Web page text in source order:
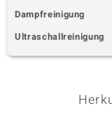
Dampfreinigung
Ultraschallreinigung